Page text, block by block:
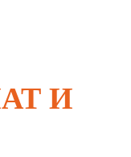
И